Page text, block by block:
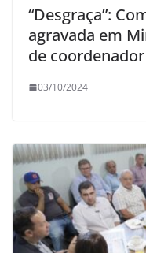
“Desgraça”:
agravada em
de
03/10/2024